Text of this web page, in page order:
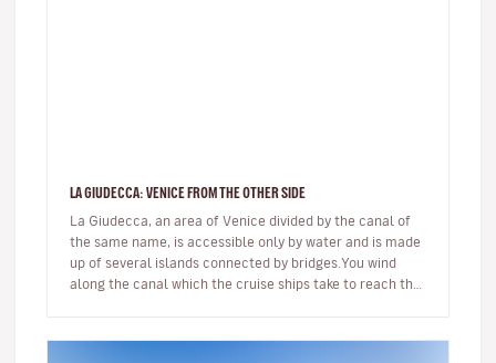
LA GIUDECCA: VENICE FROM THE OTHER SIDE
La Giudecca, an area of Venice divided by the canal of
the same name, is accessible only by water and is made
up of several islands connected by bridges.You wind
along the canal which the cruise ships take to reach the